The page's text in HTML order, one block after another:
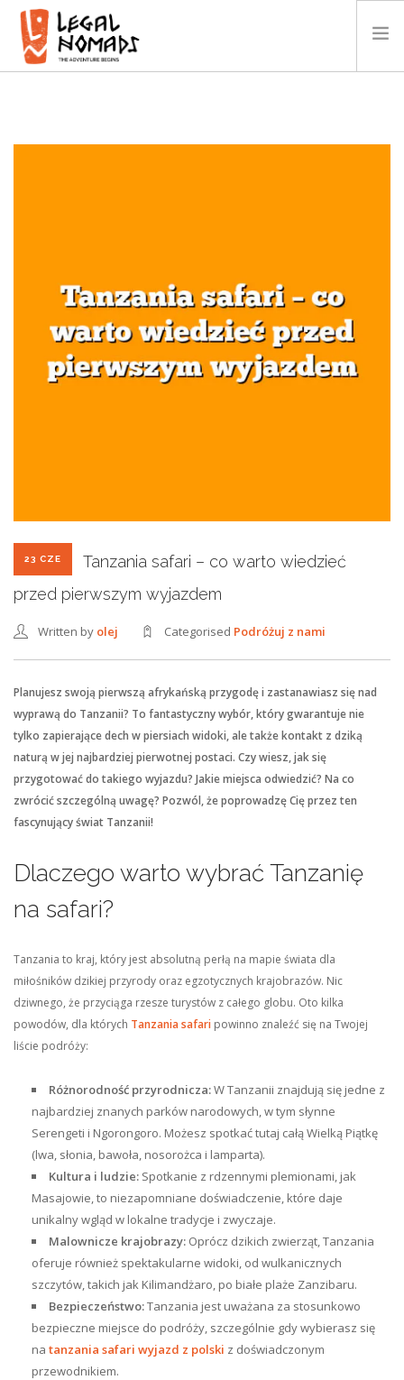
KONTAKT
23 CZE
Tanzania safari – co warto wiedzieć
przed pierwszym wyjazdem
Written by olej Categorised Podróżuj z nami
Planujesz swoją pierwszą afrykańską przygodę i zastanawiasz się nad
wyprawą do Tanzanii? To fantastyczny wybór, który gwarantuje nie
tylko zapierające dech w piersiach widoki, ale także kontakt z dziką
naturą w jej najbardziej pierwotnej postaci. Czy wiesz, jak się
przygotować do takiego wyjazdu? Jakie miejsca odwiedzić? Na co
zwrócić szczególną uwagę? Pozwól, że poprowadzę Cię przez ten
fascynujący świat Tanzanii!
Dlaczego warto wybrać Tanzanię
na safari?
Tanzania to kraj, który jest absolutną perłą na mapie świata dla
miłośników dzikiej przyrody oraz egzotycznych krajobrazów. Nic
dziwnego, że przyciąga rzesze turystów z całego globu. Oto kilka
powodów, dla których Tanzania safari powinno znaleźć się na Twojej
liście podróży:
Różnorodność przyrodnicza:W Tanzanii znajdują się jedne z
najbardziej znanych parków narodowych, w tym słynne
Serengeti i Ngorongoro. Możesz spotkać tutaj całą Wielką Piątkę
(lwa, słonia, bawoła, nosorożca i lamparta).
Kultura i ludzie: Spotkanie z rdzennymi plemionami, jak
Masajowie, to niezapomniane doświadczenie, które daje
unikalny wgląd w lokalne tradycje i zwyczaje.
Malownicze krajobrazy: Oprócz dzikich zwierząt, Tanzania
oferuje również spektakularne widoki, od wulkanicznych
szczytów, takich jak Kilimandżaro, po białe plaże Zanzibaru.
Bezpieczeństwo:Tanzania jest uważana za stosunkowo
bezpieczne miejsce do podróży, szczególnie gdy wybierasz się
na tanzania safari wyjazd z polski z doświadczonym
przewodnikiem.